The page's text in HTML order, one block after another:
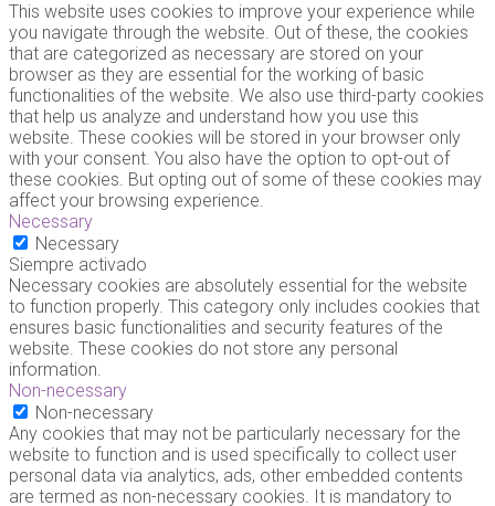
This website uses cookies to improve your experience while
you navigate through the website. Out of these, the cookies
that are categorized as necessary are stored on your
browser as they are essential for the working of basic
functionalities of the website. We also use third-party cookies
that help us analyze and understand how you use this
website. These cookies will be stored in your browser only
with your consent. You also have the option to opt-out of
these cookies. But opting out of some of these cookies may
affect your browsing experience.
Necessary
Necessary
Siempre activado
Necessary cookies are absolutely essential for the website
to function properly. This category only includes cookies that
ensures basic functionalities and security features of the
website. These cookies do not store any personal
information.
Non-necessary
Non-necessary
Any cookies that may not be particularly necessary for the
website to function and is used specifically to collect user
personal data via analytics, ads, other embedded contents
are termed as non-necessary cookies. It is mandatory to